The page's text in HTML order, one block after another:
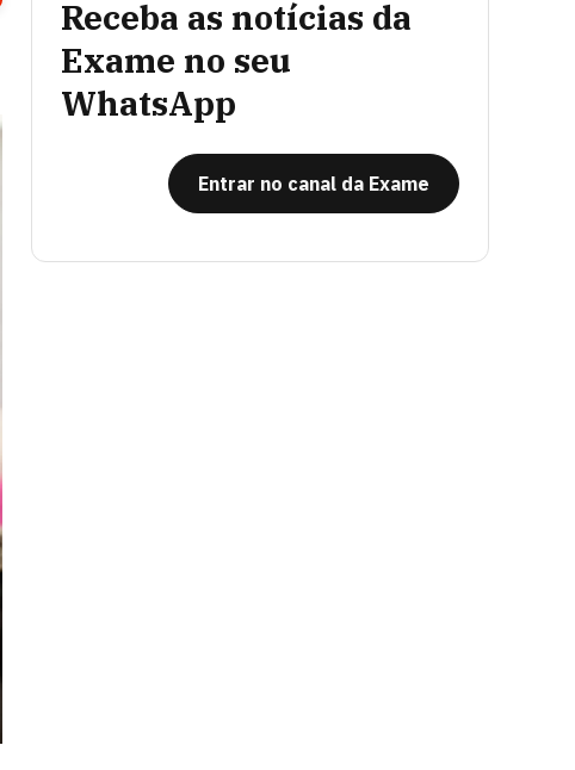
Receba as notícias da
Exame no seu
WhatsApp
Entrar no canal da Exame